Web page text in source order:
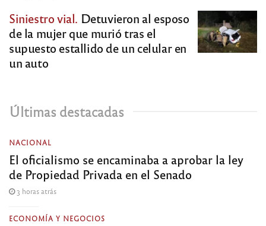
Siniestro vial. Detuvieron al esposo
de la mujer que murió tras el
supuesto estallido de un celular en
un auto
Últimas destacadas
NACIONAL
El oficialismo se encaminaba a aprobar la ley
de Propiedad Privada en el Senado
3 horas atrás
ECONOMÍA Y NEGOCIOS